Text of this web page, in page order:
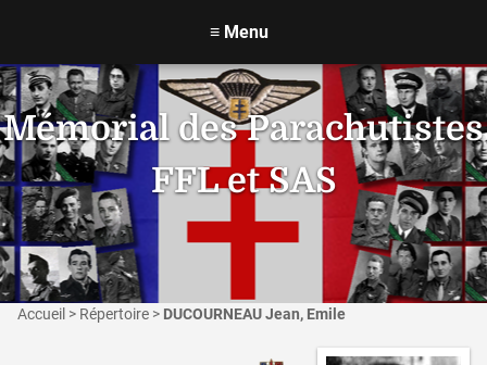
Mémorial des Parachutistes
FFL et SAS
≡ Menu
Accueil > Répertoire > DUCOURNEAU Jean, Emile